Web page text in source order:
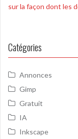
sur la façon dont les
Catégories
Annonces
Gimp
Gratuit
IA
Inkscape